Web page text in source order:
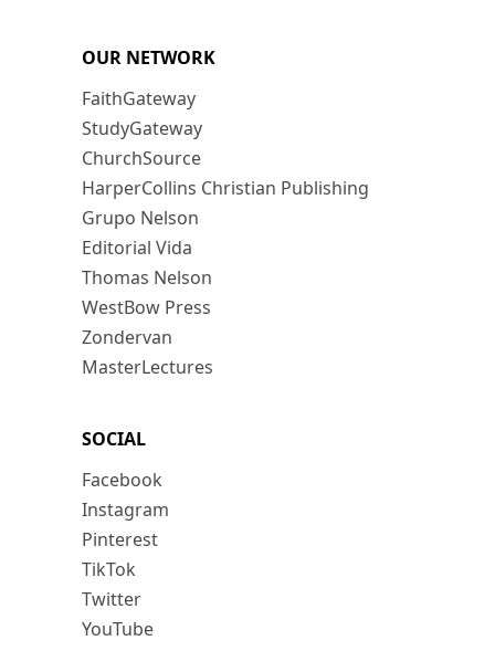
OUR NETWORK
FaithGateway
StudyGateway
ChurchSource
HarperCollins Christian Publishing
Grupo Nelson
Editorial Vida
Thomas Nelson
WestBow Press
Zondervan
MasterLectures
SOCIAL
Facebook
Instagram
Pinterest
TikTok
Twitter
YouTube